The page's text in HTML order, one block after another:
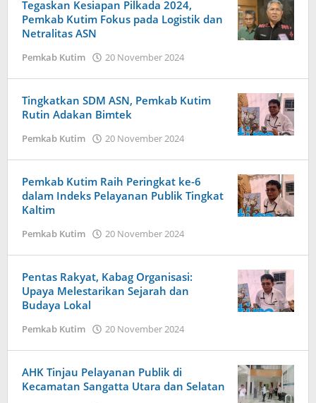
Tegaskan Kesiapan Pilkada 2024,
Pemkab Kutim Fokus pada Logistik dan
Netralitas ASN
Pemkab Kutim 20 November 2024
Tingkatkan SDM ASN, Pemkab Kutim
Rutin Adakan Bimtek
Pemkab Kutim 20 November 2024
Pemkab Kutim Raih Peringkat ke-6
dalam Indeks Pelayanan Publik Tingkat
Kaltim
Pemkab Kutim 20 November 2024
Pentas Rakyat, Kabag Organisasi:
Upaya Melestarikan Sejarah dan
Budaya Lokal
Pemkab Kutim 20 November 2024
AHK Tinjau Pelayanan Publik di
Kecamatan Sangatta Utara dan Selatan